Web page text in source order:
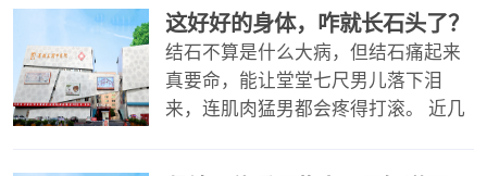
这好好的身体，咋就长石头了？
结石不算是什么大病，但结石痛起来
真要命，能让堂堂七尺男儿落下泪
来，连肌肉猛男都会疼得打滚。 近几